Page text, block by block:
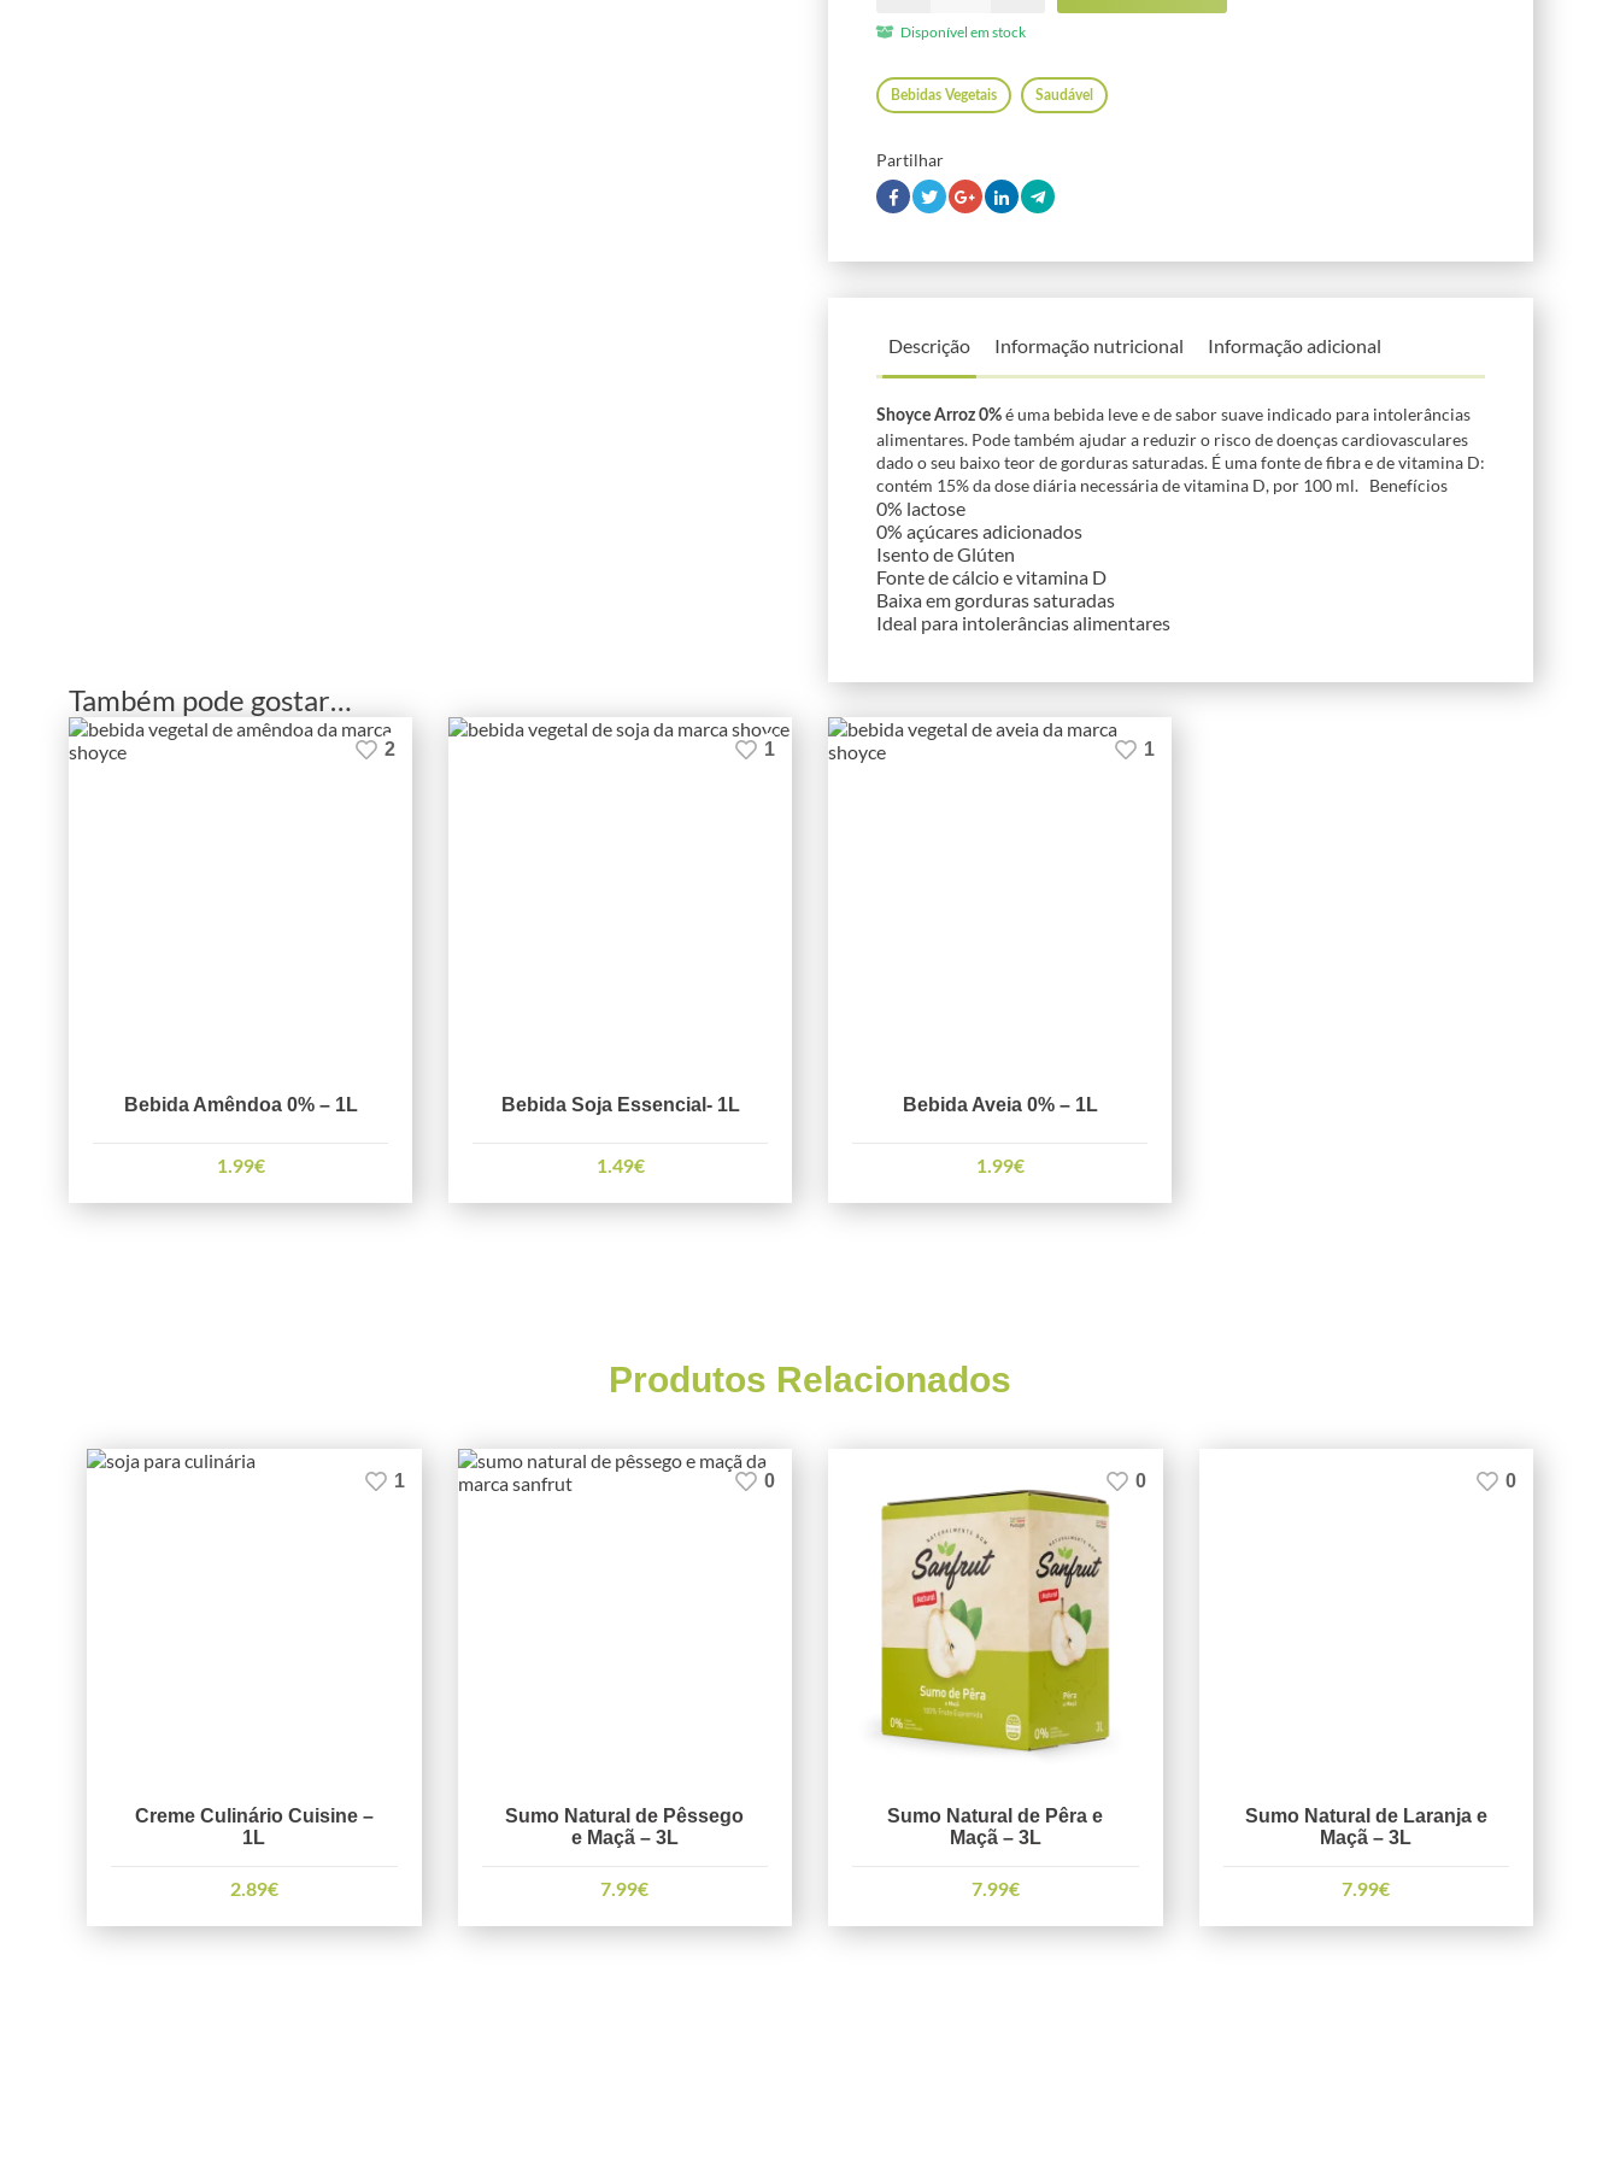
Disponível em stock
Bebidas Vegetais Saudável
Partilhar
Descrição Informação nutricional Informação adicional
Shoyce Arroz 0% é uma bebida leve e de sabor suave indicado para intolerâncias
alimentares. Pode também ajudar a reduzir o risco de doenças cardiovasculares
dado o seu baixo teor de gorduras saturadas. É uma fonte de fibra e de vitamina D:
contém 15% da dose diária necessária de vitamina D, por 100 ml. Benefícios
0% lactose
0% açúcares adicionados
Isento de Glúten
Fonte de cálcio e vitamina D
Baixa em gorduras saturadas
Ideal para intolerâncias alimentares
Também pode gostar…
2
Bebida Amêndoa 0% – 1L
1.99€
1
Bebida Soja Essencial- 1L
1.49€
1
Bebida Aveia 0% – 1L
1.99€
Produtos Relacionados
1
Creme Culinário Cuisine –
1L
2.89€
0
Sumo Natural de Pêssego
e Maçã – 3L
7.99€
0
Sumo Natural de Pêra e
Maçã – 3L
7.99€
0
Sumo Natural de Laranja e
Maçã – 3L
7.99€